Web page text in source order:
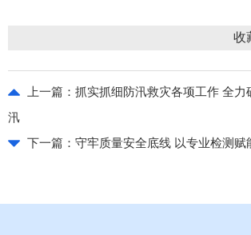
收
上一篇： 抓实抓细防汛救灾各项工作 全力
汛
下一篇： 守牢质量安全底线 以专业检测赋